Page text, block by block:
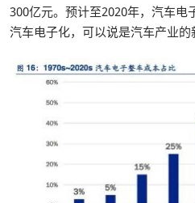
300亿元。预计至2020年，汽车电
汽车电子化，可以说是汽车产业的